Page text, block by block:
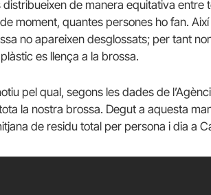
distribueixen de manera equitativa
moment, quantes persones ho fan.
no apareixen desglossats; per tant
es llença a la brossa.
pel qual, segons les dades de
la nostra brossa. Degut a aquesta
de residu total per persona i dia a